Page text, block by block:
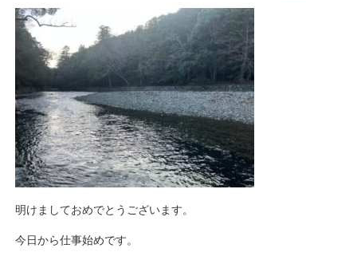
明けましておめでとうございます。
今日から仕事始めです。